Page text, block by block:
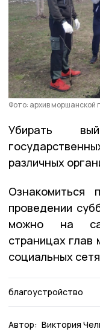
Фото: архив моршанской
Убирать
различных
проведении
можно на
страницах глав
социальных
благоустройство
Автор: Виктория